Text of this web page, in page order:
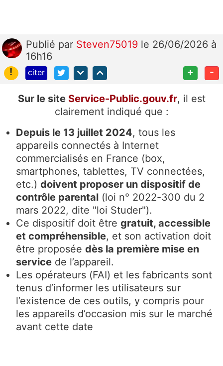
Publié par Steven75019 le 26/06/2026 à
16h16
!
citer + -
Sur le site Service-Public.gouv.fr, il est
clairement indiqué que :
Depuis le 13 juillet 2024, tous les
appareils connectés à Internet
commercialisés en France (box,
smartphones, tablettes, TV connectées,
etc.) doivent proposer un dispositif de
contrôle parental (loi n° 2022-300 du 2
mars 2022, dite "loi Studer").
Ce dispositif doit être gratuit, accessible
et compréhensible, et son activation doit
être proposée dès la première mise en
service de l’appareil.
Les opérateurs (FAI) et les fabricants sont
tenus d’informer les utilisateurs sur
l’existence de ces outils, y compris pour
les appareils d’occasion mis sur le marché
avant cette date